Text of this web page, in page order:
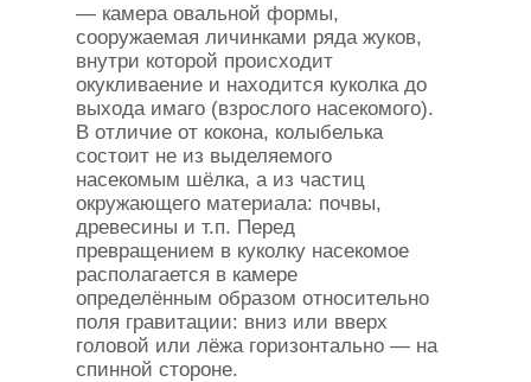
— камера овальной формы,
сооружаемая личинками ряда жуков,
внутри которой происходит
окукливаение и находится куколка до
выхода имаго (взрослого насекомого).
В отличие от кокона, колыбелька
состоит не из выделяемого
насекомым шёлка, а из частиц
окружающего материала: почвы,
древесины и т.п. Перед
превращением в куколку насекомое
располагается в камере
определённым образом относительно
поля гравитации: вниз или вверх
головой или лёжа горизонтально — на
спинной стороне.